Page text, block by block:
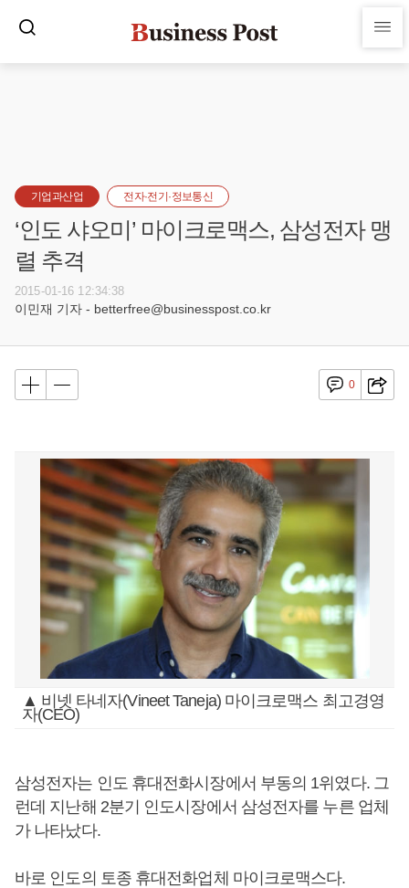
기업과산업 전자·전기·정보통신
‘인도 샤오미’ 마이크로맥스, 삼성전자 맹
렬 추격
2015-01-16 12:34:38
이민재 기자 - betterfree@businesspost.co.kr
0
▲ 비넷 타네자(Vineet Taneja) 마이크로맥스 최고경영
자(CEO)
삼성전자는 인도 휴대전화시장에서 부동의 1위였다. 그
런데 지난해 2분기 인도시장에서 삼성전자를 누른 업체
가 나타났다.
바로 인도의 토종 휴대전화업체 마이크로맥스다.